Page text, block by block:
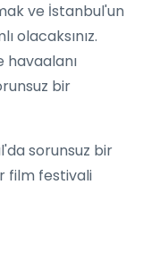
ve İstanbul'un
olacaksınız.
havaalanı
bir
sorunsuz bir
film festivali